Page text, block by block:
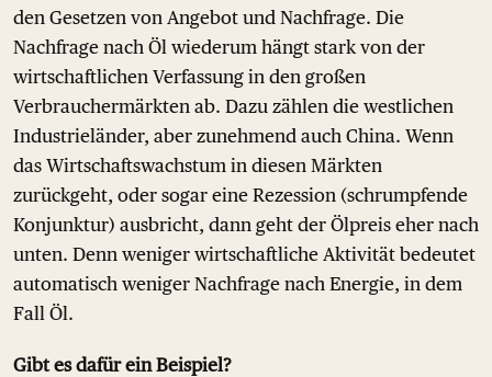
den Gesetzen von Angebot und Nachfrage. Die
Nachfrage nach Öl wiederum hängt stark von der
wirtschaftlichen Verfassung in den großen
Verbrauchermärkten ab. Dazu zählen die westlichen
Industrieländer, aber zunehmend auch China. Wenn
das Wirtschaftswachstum in diesen Märkten
zurückgeht, oder sogar eine Rezession (schrumpfende
Konjunktur) ausbricht, dann geht der Ölpreis eher nach
unten. Denn weniger wirtschaftliche Aktivität bedeutet
automatisch weniger Nachfrage nach Energie, in dem
Fall Öl.
Gibt es dafür ein Beispiel?